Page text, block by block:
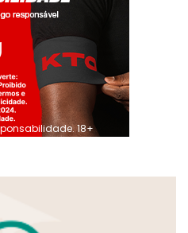
18+